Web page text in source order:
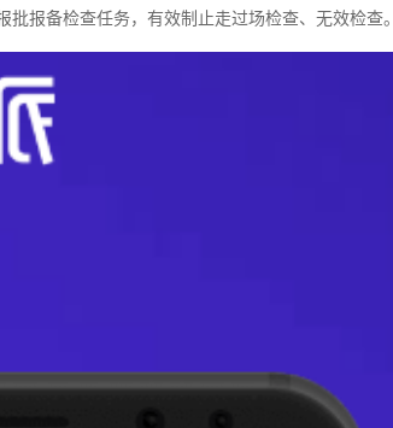
报备检查任务，有效制止走过场检查、无效检查。